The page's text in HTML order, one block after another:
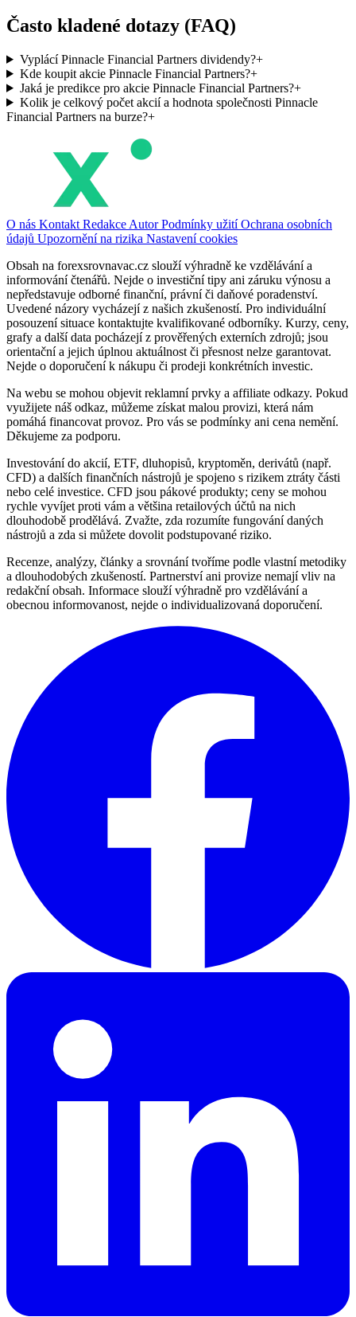
Často kladené dotazy (FAQ)
Vyplácí Pinnacle Financial Partners dividendy?+
Kde koupit akcie Pinnacle Financial Partners?+
Jaká je predikce pro akcie Pinnacle Financial Partners?+
Kolik je celkový počet akcií a hodnota společnosti Pinnacle
Financial Partners na burze?+
O nás Kontakt Redakce AutorPodmínky užitíOchrana osobních
údajů Upozornění na rizika Nastavení cookies
Obsah na forexsrovnavac.cz slouží výhradně ke vzdělávání a
informování čtenářů. Nejde o investiční tipy ani záruku výnosu a
nepředstavuje odborné finanční, právní či daňové poradenství.
Uvedené názory vycházejí z našich zkušeností. Pro individuální
posouzení situace kontaktujte kvalifikované odborníky. Kurzy, ceny,
grafy a další data pocházejí z prověřených externích zdrojů; jsou
orientační a jejich úplnou aktuálnost či přesnost nelze garantovat.
Nejde o doporučení k nákupu či prodeji konkrétních investic.
Na webu se mohou objevit reklamní prvky a affiliate odkazy. Pokud
využijete náš odkaz, můžeme získat malou provizi, která nám
pomáhá financovat provoz. Pro vás se podmínky ani cena nemění.
Děkujeme za podporu.
Investování do akcií, ETF, dluhopisů, kryptoměn, derivátů (např.
CFD) a dalších finančních nástrojů je spojeno s rizikem ztráty části
nebo celé investice. CFD jsou pákové produkty; ceny se mohou
rychle vyvíjet proti vám a většina retailových účtů na nich
dlouhodobě prodělává. Zvažte, zda rozumíte fungování daných
nástrojů a zda si můžete dovolit podstupované riziko.
Recenze, analýzy, články a srovnání tvoříme podle vlastní metodiky
a dlouhodobých zkušeností. Partnerství ani provize nemají vliv na
redakční obsah. Informace slouží výhradně pro vzdělávání a
obecnou informovanost, nejde o individualizovaná doporučení.